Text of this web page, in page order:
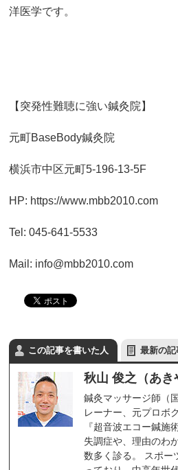
洋医学です。
【突発性難聴に強い鍼灸院】
元町BaseBody鍼灸院
横浜市中区元町5-196-13-5F
HP: https://www.mbb2010.com
Tel: 045-641-5533
Mail: info@mbb2010.com
この記事を書いた人 最新の記
秋山 俊之（あ
鍼灸マッサージ師（
レーナー、元プロボ
『超音波エコー鍼施
失調症や、理由のわ
数多く診る。 スポー